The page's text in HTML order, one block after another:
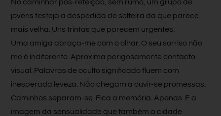
No caminhar pós-refeição, sem rumo, um grupo de
jovens festeja a despedida de solteira da que parece
mais velha. Uns trintas que parecem urgentes.
Uma amiga abraça-me com o olhar. O seu sorriso não
me é indiferente. Aproxima perigosamente contacto
visual. Palavras de oculto significado fluem com
inesperada leveza. Não chegam a ouvir-se promessas.
Caminhos separam-se. Fica a memória. Apenas. E a
imagem da sensualidade que também a cidade